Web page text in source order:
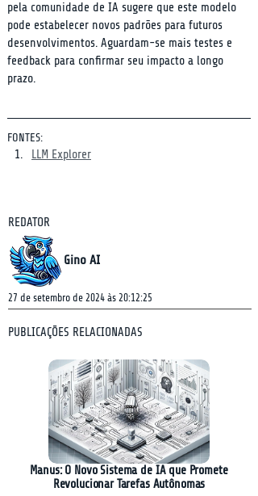
pela comunidade de IA sugere que este modelo
pode estabelecer novos padrões para futuros
desenvolvimentos. Aguardam-se mais testes e
feedback para confirmar seu impacto a longo
prazo.
FONTES:
LLM Explorer
REDATOR
Gino AI
27 de setembro de 2024 às 20:12:25
PUBLICAÇÕES RELACIONADAS
Manus: O Novo Sistema de IA que Promete
Revolucionar Tarefas Autônomas